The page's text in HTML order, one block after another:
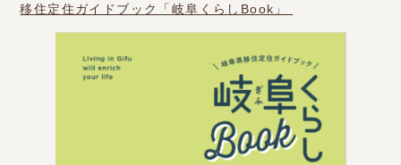
移住定住ガイドブック「岐阜くらしBook」